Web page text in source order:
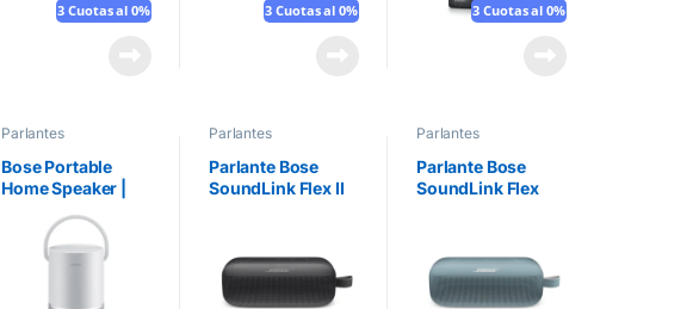
3 Cuotas al 0% 3 Cuotas al 0% 3 Cuotas al 0%
Parlantes
Bose Portable
Home Speaker |
Parlantes
Parlante Bose
SoundLink Flex II
Parlantes
Parlante Bose
SoundLink Flex